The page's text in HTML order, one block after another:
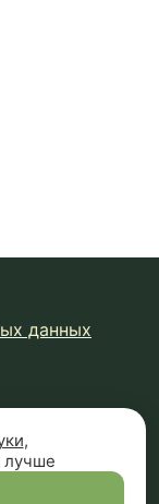
данных
марка.
характер и
,
лучше